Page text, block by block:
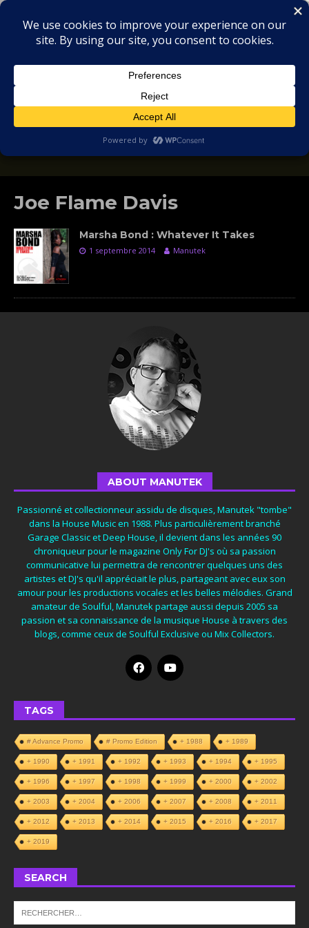
MIX
COLLECTORS
SOULFUL, DEEP HOUSE & GARAGE - MUSIC
Joe Flame Davis
Marsha Bond : Whatever It Takes
1 septembre 2014 Manutek
ABOUT MANUTEK
Passionné et collectionneur assidu de disques, Manutek "tombe"
dans la House Music en 1988. Plus particulièrement branché
Garage Classic et Deep House, il devient dans les années 90
chroniqueur pour le magazine Only For DJ's où sa passion
communicative lui permettra de rencontrer quelques uns des
artistes et DJ's qu'il appréciait le plus, partageant avec eux son
amour pour les productions vocales et les belles mélodies. Grand
amateur de Soulful, Manutek partage aussi depuis 2005 sa
passion et sa connaissance de la musique House à travers des
blogs, comme ceux de Soulful Exclusive ou Mix Collectors.
TAGS
# Advance Promo # Promo Edition + 1988 + 1989
+ 1990 + 1991 + 1992 + 1993 + 1994 + 1995
+ 1996 + 1997 + 1998 + 1999 + 2000 + 2002
+ 2003 + 2004 + 2006 + 2007 + 2008 + 2011
+ 2012 + 2013 + 2014 + 2015 + 2016 + 2017
+ 2019
SEARCH